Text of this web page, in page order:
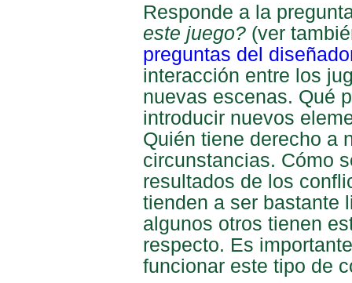
Responde a la
este juego? (ver
preguntas del
interacción entre los
nuevas escenas. Qué
introducir nuevos
Quién tiene derecho a
circunstancias. Cómo
resultados de los
tienden a ser bastante
algunos otros tienen
respecto. Es
funcionar este tipo de